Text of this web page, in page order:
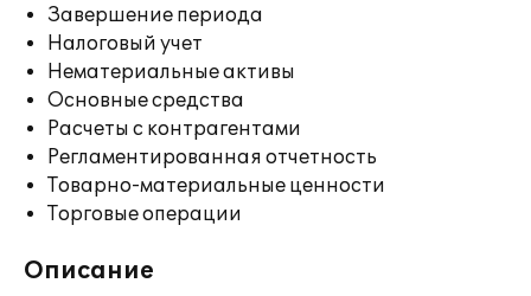
Завершение периода
Налоговый учет
Нематериальные активы
Основные средства
Расчеты с контрагентами
Регламентированная отчетность
Товарно-материальные ценности
Торговые операции
Описание